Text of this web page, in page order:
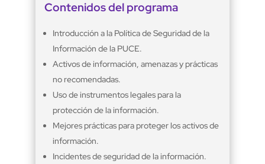
Contenidos del programa
Introducción a la Política de Seguridad de la
Información de la PUCE.
Activos de información, amenazas y prácticas
no recomendadas.
Uso de instrumentos legales para la
protección de la información.
Mejores prácticas para proteger los activos de
información.
Incidentes de seguridad de la información.